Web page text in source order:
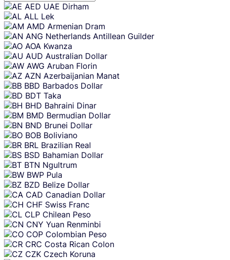
Skip
content
AED UAE Dirham
ALL Lek
AMD Armenian Dram
ANG Netherlands Antillean Guilder
AOA Kwanza
AUD Australian Dollar
AWG Aruban Florin
AZN Azerbaijanian Manat
BBD Barbados Dollar
BDT Taka
BHD Bahraini Dinar
BMD Bermudian Dollar
BND Brunei Dollar
BOB Boliviano
BRL Brazilian Real
BSD Bahamian Dollar
BTN Ngultrum
BWP Pula
BZD Belize Dollar
CAD Canadian Dollar
CHF Swiss Franc
CLP Chilean Peso
CNY Yuan Renminbi
COP Colombian Peso
CRC Costa Rican Colon
CZK Czech Koruna